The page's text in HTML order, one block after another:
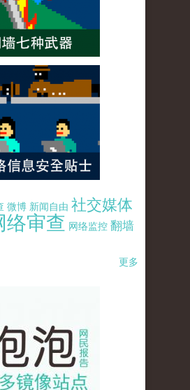
微博 新闻自由 社交媒体
络审查 网络监控 翻墙
更多
mirror-site-120814.jpg